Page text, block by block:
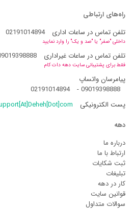
راه‌های ارتباطی
تلفن تماس در ساعات اداری
02191014894
داخلی "صفر" یا "صد و یک" را وارد نمایید
تلفن تماس در ساعات غیراداری
فقط برای پشتیبانی سایت دهه دات کام
پیامرسان واتساپ
09019398888
-
02191014894
پست الکترونیکی
دهه
درباره ما
ارتباط با ما
ثبت شکایات
تبلیغات
کار در دهه
قوانین سایت
سوالات متداول